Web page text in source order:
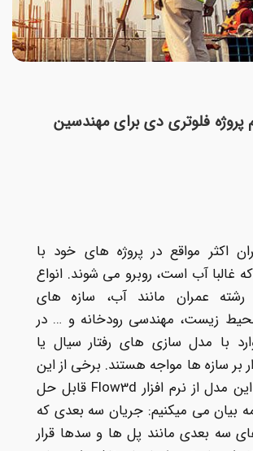
پروژه فلوتری دی برای مهندسین
اکثر مواقع در پروژه های خود با
غالبا آب است، روبرو می شوند. انواع
عمران مانند آب، سازه های
زیست، مهندسی رودخانه و … در
با مدل سازی های رفتار سیال یا
بر سازه ها مواجه هستند. برخی از این
مسائل که با این مدل از نرم افزار Flow3d قابل حل
بیان می میکنیم: جریان سه بعدی که
سه بعدی مانند پل ها و سدها قرار